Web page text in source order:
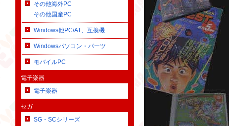
その他海外PC
その他国産PC
Windows他PC/AT、互換機
Windowsパソコン・パーツ
モバイルPC
電子楽器
電子楽器
セガ
SG・SCシリーズ